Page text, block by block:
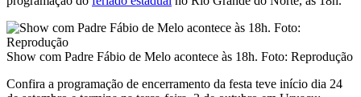
Show com Padre Fábio de Melo acontece às 18h. Foto: Reprodução
Confira a programação de encerramento da festa teve início dia 24